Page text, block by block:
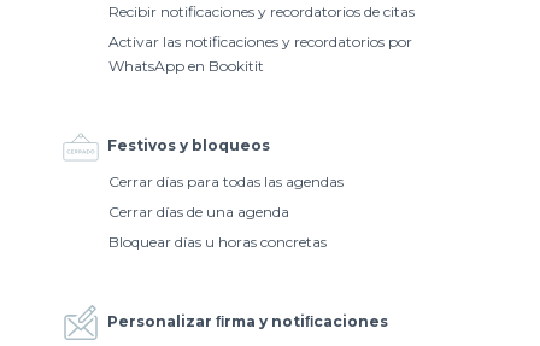
Recibir notificaciones y recordatorios de citas
Activar las notificaciones y recordatorios por
WhatsApp en Bookitit
Festivos y bloqueos
Cerrar días para todas las agendas
Cerrar días de una agenda
Bloquear días u horas concretas
Personalizar ﬁrma y notiﬁcaciones